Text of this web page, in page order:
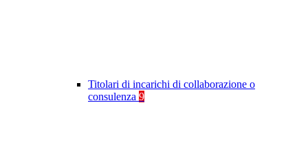
Titolari di incarichi di collaborazione o
consulenza 9